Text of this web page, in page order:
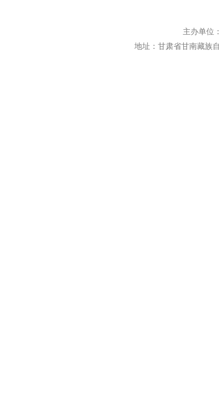
主办单位
地址：甘肃省甘南藏族